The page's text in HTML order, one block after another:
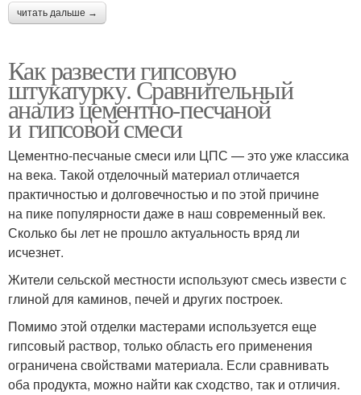
читать дальше →
Как развести гипсовую
штукатурку. Сравнительный
анализ цементно-песчаной
и гипсовой смеси
Цементно-песчаные смеси или ЦПС — это уже классика
на века. Такой отделочный материал отличается
практичностью и долговечностью и по этой причине
на пике популярности даже в наш современный век.
Сколько бы лет не прошло актуальность вряд ли
исчезнет.
Жители сельской местности используют смесь извести с
глиной для каминов, печей и других построек.
Помимо этой отделки мастерами используется еще
гипсовый раствор, только область его применения
ограничена свойствами материала. Если сравнивать
оба продукта, можно найти как сходство, так и отличия.